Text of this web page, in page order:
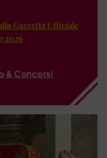
Gazzetta Ufficiale
2026
& Concorsi